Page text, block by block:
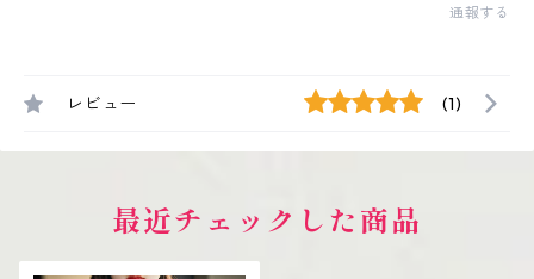
通報する
レビュー (1)
最近チェックした商品